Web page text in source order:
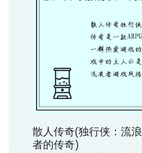
散人传奇(独行侠：流浪
者的传奇)